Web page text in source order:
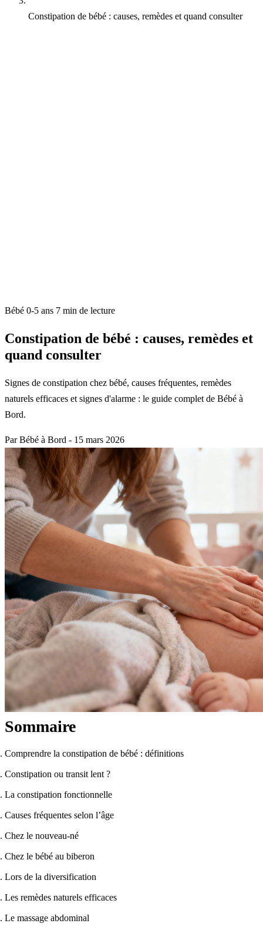
Constipation de bébé : causes, remèdes et quand consulter
Bébé 0-5 ans 7 min de lecture
Constipation de bébé : causes, remèdes et
quand consulter
Signes de constipation chez bébé, causes fréquentes, remèdes
naturels efficaces et signes d'alarme : le guide complet de Bébé à
Bord.
Par Bébé à Bord - 15 mars 2026
Sommaire
Comprendre la constipation de bébé : définitions
Constipation ou transit lent ?
La constipation fonctionnelle
Causes fréquentes selon l’âge
Chez le nouveau-né
Chez le bébé au biberon
Lors de la diversification
Les remèdes naturels efficaces
Le massage abdominal